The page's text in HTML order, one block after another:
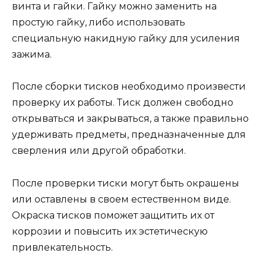
винта и гайки. Гайку можно заменить на
простую гайку, либо использовать
специальную накидную гайку для усиления
зажима.
После сборки тисков необходимо произвести
проверку их работы. Тиск должен свободно
открываться и закрываться, а также правильно
удерживать предметы, предназначенные для
сверления или другой обработки.
После проверки тиски могут быть окрашены
или оставлены в своем естественном виде.
Окраска тисков поможет защитить их от
коррозии и повысить их эстетическую
привлекательность.